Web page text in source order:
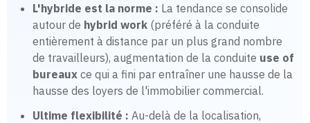
L'hybride est la norme : La tendance se consolide
autour de hybrid work (préféré à la conduite
entièrement à distance par un plus grand nombre
de travailleurs), augmentation de la conduite use of
bureaux ce qui a fini par entraîner une hausse de la
hausse des loyers de l'immobilier commercial.
Ultime flexibilité : Au-delà de la localisation,